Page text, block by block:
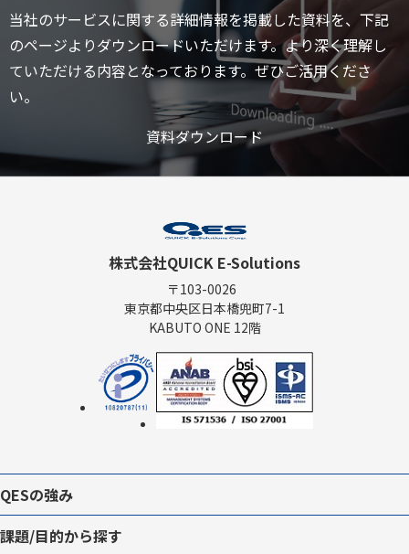
当社のサービスに関する詳細情報を掲載した資料を、下記
のページよりダウンロードいただけます。より深く理解し
ていただける内容となっております。ぜひご活用くださ
い。
資料ダウンロード
株式会社QUICK E-Solutions
〒103-0026
東京都中央区日本橋兜町7-1
KABUTO ONE 12階
QESの強み
課題/目的から探す